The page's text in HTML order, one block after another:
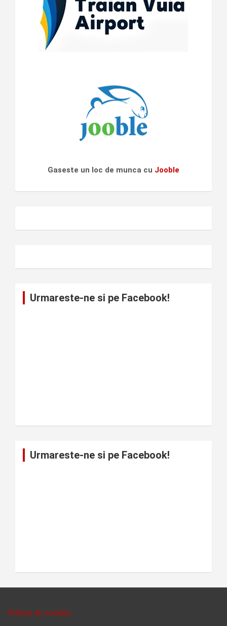
Gaseste un loc de munca cu Jooble
Urmareste-ne si pe Facebook!
Urmareste-ne si pe Facebook!
Politica de cookies